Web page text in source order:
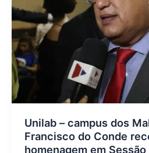
Unilab – campus dos
Francisco do Conde
homenagem em